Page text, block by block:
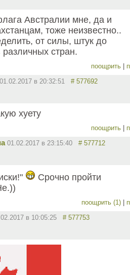
Австралии мне, да и
тоже неизвестно..
от силы, штук до
стран.
поощрить
01.02.2017 в 20:32:51 # 577692
хуету
поощрить
01.02.2017 в 23:15:40 # 577712
Срочно пройти
поощрить (1)
в 10:05:25 # 577753